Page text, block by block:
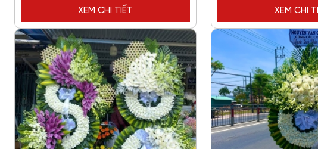
XEM CHI TIẾT XEM CHI